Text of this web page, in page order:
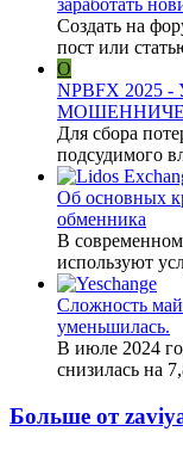
заработать
Создать на
пост или
O
NPBFX
Для сбора
подсудимого
Об основных
обменника
В
используют
Сложность
уменьшилась.
В июле 2024
снизилась на
Больше от